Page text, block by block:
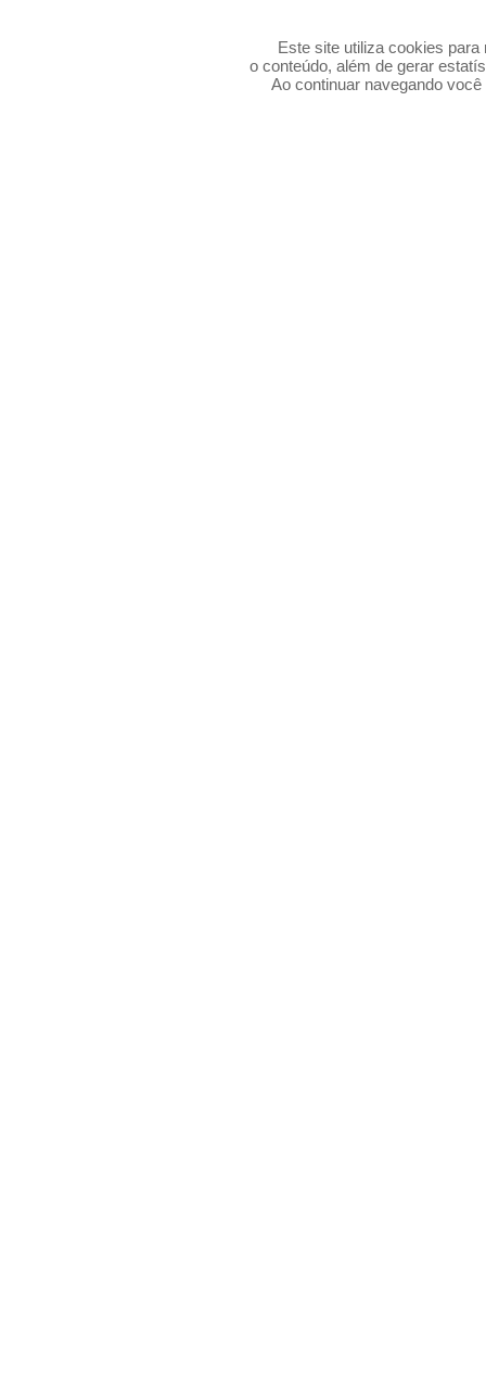
Este site utiliza cookies
o conteúdo, além de gerar
Ao continuar navegando